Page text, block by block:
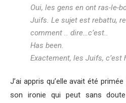
Oui, les gens en ont ras-le-
Juifs. Le sujet est rebattu,
comment .. dire…c’est..
Has been.
Exactement, les Juifs, c’est
J’ai appris qu’elle avait été
son ironie qui peut sans